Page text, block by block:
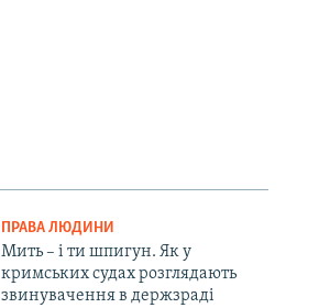
ПРАВА ЛЮДИНИ
Мить – і ти шпигун. Як у
кримських судах розглядають
звинувачення в держзраді